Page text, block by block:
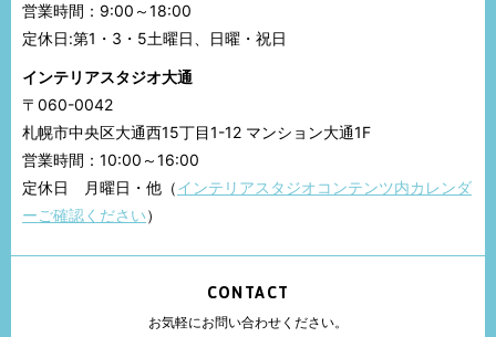
営業時間：9:00～18:00
定休日:第1・3・5土曜日、日曜・祝日
インテリアスタジオ大通
〒060-0042
札幌市中央区大通西15丁目1-12 マンション大通1F
営業時間：10:00～16:00
定休日 月曜日・他（インテリアスタジオコンテンツ内カレンダ
ーご確認ください）
CONTACT
お気軽にお問い合わせください。